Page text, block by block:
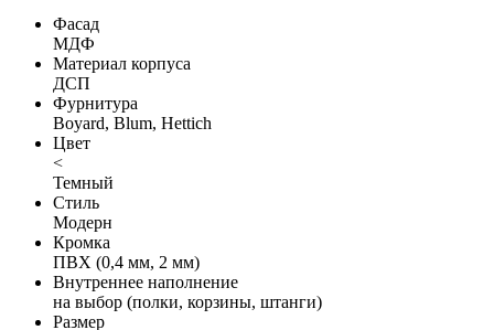
Фасад
МДФ
Материал корпуса
ДСП
Фурнитура
Boyard, Blum, Hettich
Цвет
<
Темный
Стиль
Модерн
Кромка
ПВХ (0,4 мм, 2 мм)
Внутреннее наполнение
на выбор (полки, корзины, штанги)
Размер